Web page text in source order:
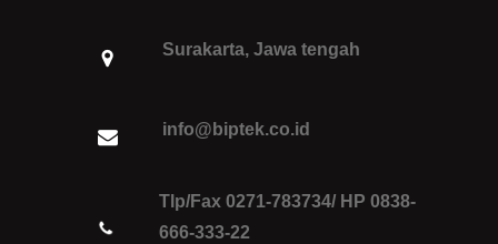
Surakarta, Jawa tengah
info@biptek.co.id
Tlp/Fax 0271-783734/ HP 0838-
666-333-22